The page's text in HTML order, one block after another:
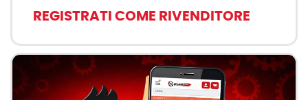
REGISTRATI COME RIVENDITORE